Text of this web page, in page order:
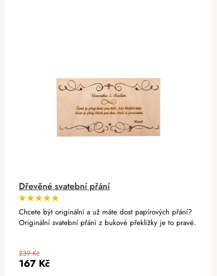
Dřevěné svatební přání
167 Kč
239 Kč
Chcete být originální a už máte dost papírových přání?
Originální svatební přání z bukové překližky je to pravé.